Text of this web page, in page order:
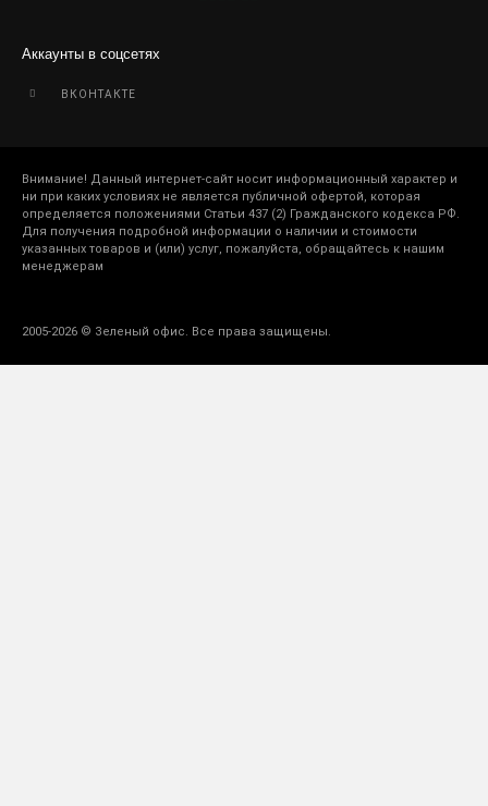
Аккаунты в соцсетях
ВКОНТАКТЕ
Внимание! Данный интернет-сайт носит информационный характер и
ни при каких условиях не является публичной офертой, которая
определяется положениями Статьи 437 (2) Гражданского кодекса РФ.
Для получения подробной информации о наличии и стоимости
указанных товаров и (или) услуг, пожалуйста, обращайтесь к нашим
менеджерам
2005-2026 © Зеленый офис. Все права защищены.